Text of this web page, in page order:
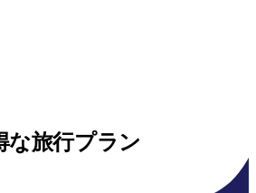
な旅行プラン